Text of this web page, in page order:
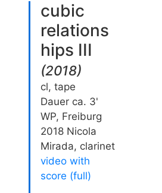
cubic
relations
hips III
(2018)
cl, tape
Dauer ca. 3'
WP, Freiburg
2018 Nicola
Mirada, clarinet
video with
score (full)